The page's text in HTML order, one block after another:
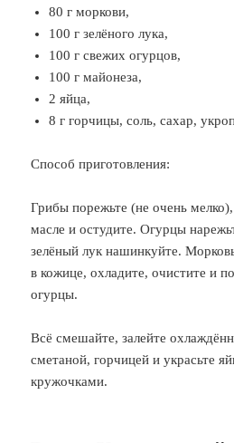
80 г моркови,
100 г зелёного лука,
100 г свежих огурцов,
100 г майонеза,
2 яйца,
8 г горчицы, соль, сахар,
Способ приготовления:
Грибы порежьте (не очень
масле и остудите. Огурцы
зелёный лук нашинкуйте.
в кожице, охладите, очистите и
огурцы.
Всё смешайте, залейте
сметаной, горчицей и украсьте
кружочками.